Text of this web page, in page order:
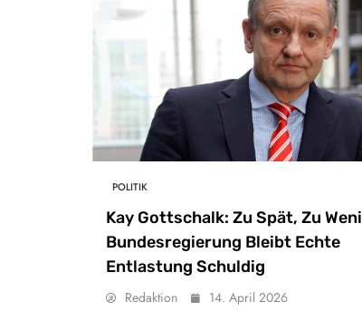
POLITIK
Kay Gottschalk: Zu Spät, Zu
Bundesregierung Bleibt Echte
Entlastung Schuldig
Redaktion 14. April 2026